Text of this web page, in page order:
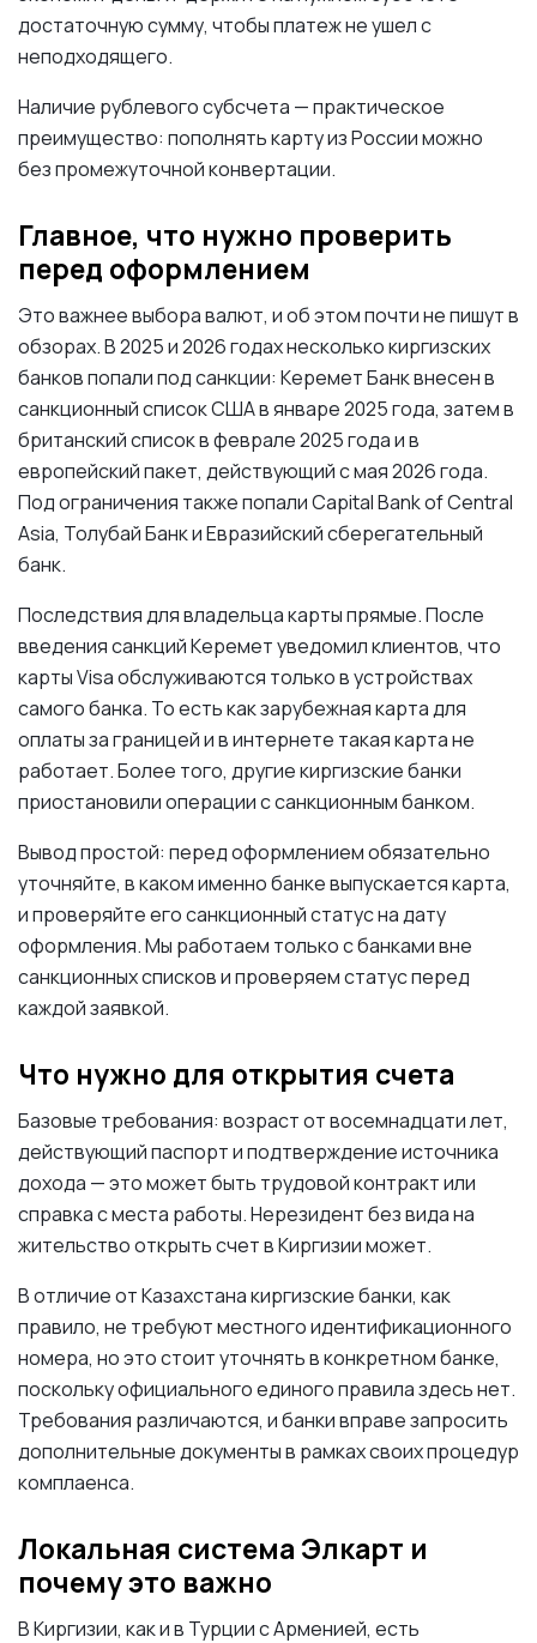
достаточную сумму, чтобы платеж не ушел с
неподходящего.
Наличие рублевого субсчета — практическое
преимущество: пополнять карту из России можно
без промежуточной конвертации.
Главное, что нужно проверить
перед оформлением
Это важнее выбора валют, и об этом почти не пишут в
обзорах. В 2025 и 2026 годах несколько киргизских
банков попали под санкции: Керемет Банк внесен в
санкционный список США в январе 2025 года, затем в
британский список в феврале 2025 года и в
европейский пакет, действующий с мая 2026 года.
Под ограничения также попали Capital Bank of Central
Asia, Толубай Банк и Евразийский сберегательный
банк.
Последствия для владельца карты прямые. После
введения санкций Керемет уведомил клиентов, что
карты Visa обслуживаются только в устройствах
самого банка. То есть как зарубежная карта для
оплаты за границей и в интернете такая карта не
работает. Более того, другие киргизские банки
приостановили операции с санкционным банком.
Вывод простой: перед оформлением обязательно
уточняйте, в каком именно банке выпускается карта,
и проверяйте его санкционный статус на дату
оформления. Мы работаем только с банками вне
санкционных списков и проверяем статус перед
каждой заявкой.
Что нужно для открытия счета
Базовые требования: возраст от восемнадцати лет,
действующий паспорт и подтверждение источника
дохода — это может быть трудовой контракт или
справка с места работы. Нерезидент без вида на
жительство открыть счет в Киргизии может.
В отличие от Казахстана киргизские банки, как
правило, не требуют местного идентификационного
номера, но это стоит уточнять в конкретном банке,
поскольку официального единого правила здесь нет.
Требования различаются, и банки вправе запросить
дополнительные документы в рамках своих процедур
комплаенса.
Локальная система Элкарт и
почему это важно
В Киргизии, как и в Турции с Арменией, есть